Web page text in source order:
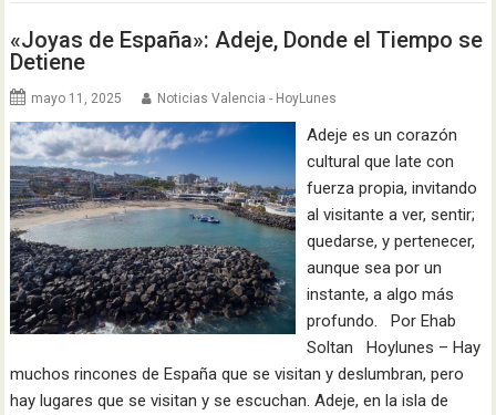
«Joyas de España»: Adeje, Donde el Tiempo se
Detiene
mayo 11, 2025 Noticias Valencia - HoyLunes
Adeje es un corazón
cultural que late con
fuerza propia, invitando
al visitante a ver, sentir;
quedarse, y pertenecer,
aunque sea por un
instante, a algo más
profundo. Por Ehab
Soltan Hoylunes – Hay
muchos rincones de España que se visitan y deslumbran, pero
hay lugares que se visitan y se escuchan. Adeje, en la isla de